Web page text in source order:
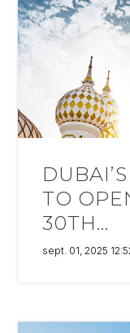
TO
30TH...
sept. 01, 2025